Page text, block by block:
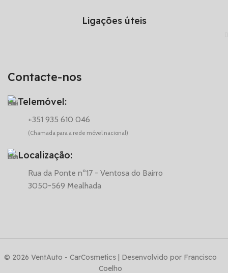
Contacte-nos
Telemóvel:
+351 935 610 046
(Chamada para a rede móvel nacional)
Localização:
Rua da Ponte nº17 - Ventosa do Bairro
3050-569 Mealhada
Ligações úteis
© 2026 VentAuto - CarCosmetics | Desenvolvido por Francisco
Coelho